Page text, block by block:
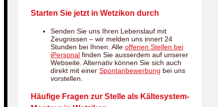
Starten Sie jetzt in Wetzikon durch
Senden Sie uns Ihren Lebenslauf mit
Zeugnissen – wir melden uns innert 24
Stunden bei Ihnen. Alle offenen Stellen bei
iPersonal finden Sie ausserdem auf unserer
Webseite. Alternativ können Sie sich auch
direkt mit einer Spontanbewerbung bei uns
vorstellen.
Häufige Fragen zur Stelle als Kältesystem-